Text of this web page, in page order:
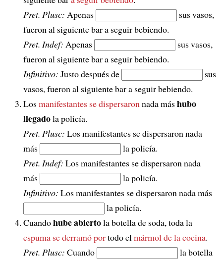
Pret. Plusc: Apenas
sus vasos,
fueron al siguiente bar a seguir bebiendo.
Pret. Indef: Apenas
sus vasos,
fueron al siguiente bar a seguir bebiendo.
Infinitivo: Justo después de
sus
vasos, fueron al siguiente bar a seguir bebiendo.
Losmanifestantes se dispersaron nada máshubo
llegadola policía.
Pret. Plusc: Los manifestantes se dispersaron nada
más
la policía.
Pret. Indef: Los manifestantes se dispersaron nada
más
la policía.
Infinitivo: Los manifestantes se dispersaron nada más
la policía.
Cuandohube abiertola botella de soda, toda la
espuma se derramó portodo el mármol de la cocina.
Pret. Plusc: Cuando
la botella